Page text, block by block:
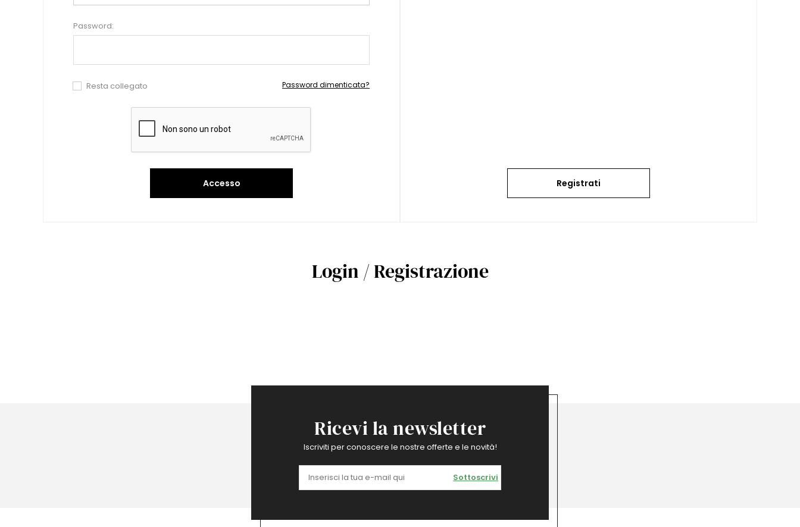
Registrati
Password:
Resta collegato Password dimenticata?
Accesso
Login / Registrazione
Ricevi la newsletter
Iscriviti per conoscere le nostre offerte e le novità!
Sottoscrivi